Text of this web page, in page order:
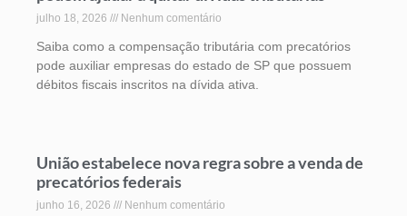
julho 18, 2026 Nenhum comentário
Saiba como a compensação tributária com precatórios
pode auxiliar empresas do estado de SP que possuem
débitos fiscais inscritos na dívida ativa.
União estabelece nova regra sobre a venda de
precatórios federais
junho 16, 2026 Nenhum comentário